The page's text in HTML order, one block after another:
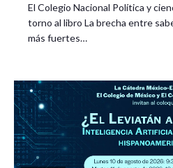
El Colegio Nacional Política y
torno al libro La brecha entre
más fuertes…